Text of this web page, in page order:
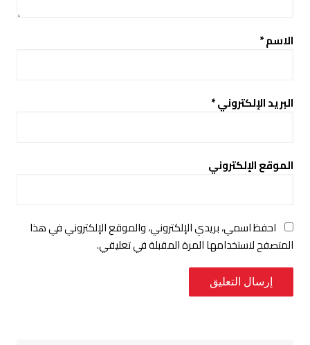
الاسم*
البريد الإلكتروني*
الموقع الإلكتروني
احفظ اسمي، بريدي الإلكتروني، والموقع الإلكتروني في هذا
المتصفح لاستخدامها المرة المقبلة في تعليقي.